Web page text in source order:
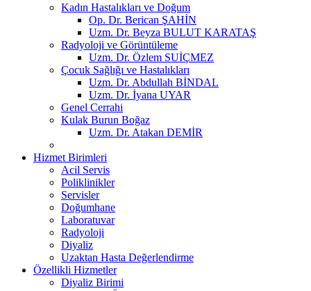
Kadın Hastalıkları ve Doğum
Op. Dr. Berican ŞAHİN
Uzm. Dr. Beyza BULUT KARATAŞ
Radyoloji ve Görüntüleme
Uzm. Dr. Özlem SUİÇMEZ
Çocuk Sağlığı ve Hastalıkları
Uzm. Dr. Abdullah BİNDAL
Uzm. Dr. İyana UYAR
Genel Cerrahi
Kulak Burun Boğaz
Uzm. Dr. Atakan DEMİR
Hizmet Birimleri
Acil Servis
Poliklinikler
Servisler
Doğumhane
Laboratuvar
Radyoloji
Diyaliz
Uzaktan Hasta Değerlendirme
Özellikli Hizmetler
Diyaliz Birimi